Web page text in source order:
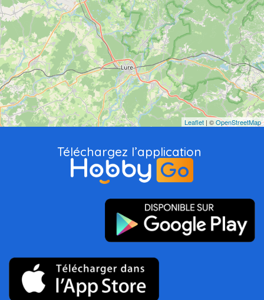
Leaflet | ©OpenStreetMap
Téléchargez l’application